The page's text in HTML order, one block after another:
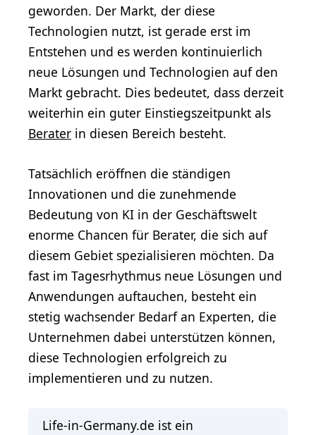
geworden. Der Markt, der diese
Technologien nutzt, ist gerade erst im
Entstehen und es werden kontinuierlich
neue Lösungen und Technologien auf den
Markt gebracht. Dies bedeutet, dass derzeit
weiterhin ein guter Einstiegszeitpunkt als
Berater in diesen Bereich besteht.
Tatsächlich eröffnen die ständigen
Innovationen und die zunehmende
Bedeutung von KI in der Geschäftswelt
enorme Chancen für Berater, die sich auf
diesem Gebiet spezialisieren möchten. Da
fast im Tagesrhythmus neue Lösungen und
Anwendungen auftauchen, besteht ein
stetig wachsender Bedarf an Experten, die
Unternehmen dabei unterstützen können,
diese Technologien erfolgreich zu
implementieren und zu nutzen.
Life-in-Germany.de ist ein